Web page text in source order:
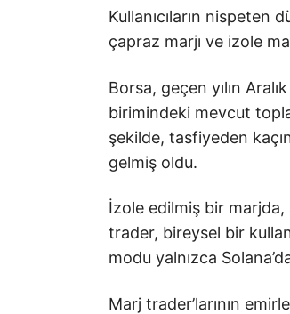
Kullanıcıların nispeten
çapraz marjı ve izole
Borsa, geçen yılın
birimindeki mevcut
şekilde, tasfiyeden
gelmiş oldu.
İzole edilmiş bir marjda,
trader, bireysel bir
modu yalnızca
Marj trader’larının